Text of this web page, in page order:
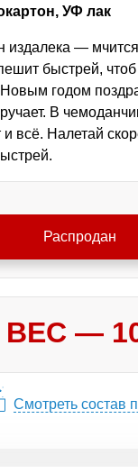
УФ лак
—
быстрей,
годом
В
и всё. Налетай
Распродан
—
Смотреть состав